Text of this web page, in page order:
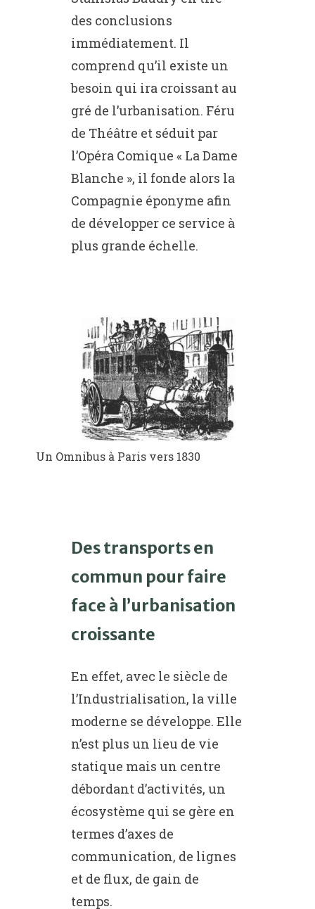
des conclusions
immédiatement. Il
comprend qu’il existe un
besoin qui ira croissant au
gré de l’urbanisation. Féru
de Théâtre et séduit par
l’Opéra Comique « La Dame
Blanche », il fonde alors la
Compagnie éponyme afin
de développer ce service à
plus grande échelle.
Un Omnibus à Paris vers 1830
Des transports en
commun pour faire
face à l’urbanisation
croissante
En effet, avec le siècle de
l’Industrialisation, la ville
moderne se développe. Elle
n’est plus un lieu de vie
statique mais un centre
débordant d’activités, un
écosystème qui se gère en
termes d’axes de
communication, de lignes
et de flux, de gain de
temps.